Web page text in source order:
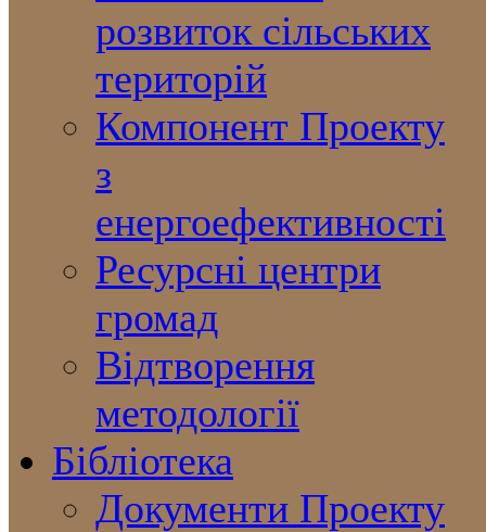
розвиток сільських
територій
Компонент Проекту
з
енергоефективності
Ресурсні центри
громад
Відтворення
методології
Бібліотека
Документи Проекту